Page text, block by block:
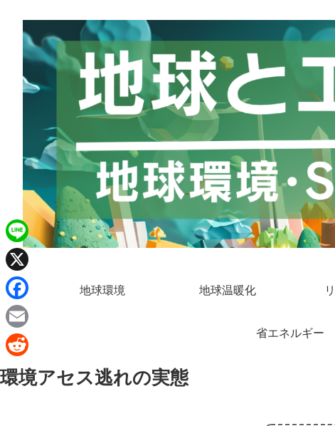
地球環境 地球温暖化
省エネルギー
環境アセス逃れの実態
L
n
e
X
F
a
c
e
E
a
R
e